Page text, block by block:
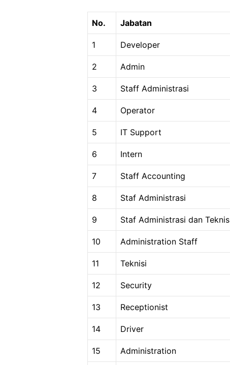
No. Jabatan
1 Developer
2 Admin
3 Staff Administrasi
4 Operator
5 IT Support
6 Intern
7 Staff Accounting
8 Staf Administrasi
9 Staf Administrasi dan Teknis
10 Administration Staff
11 Teknisi
12 Security
13 Receptionist
14 Driver
15 Administration